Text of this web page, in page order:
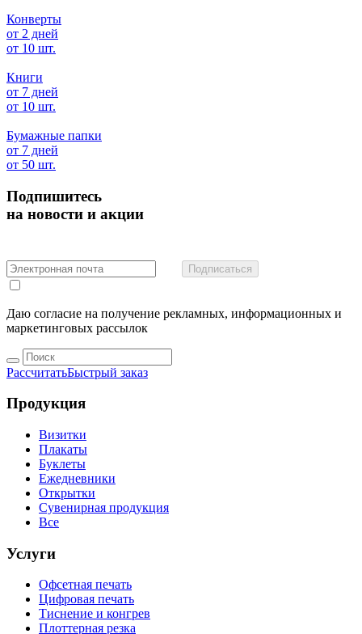
Конверты
от 2 дней
от 10 шт.
Книги
от 7 дней
от 10 шт.
Бумажные папки
от 7 дней
от 50 шт.
Подпишитесь
на новости и акции
Подписаться
Даю согласие на получение рекламных, информационных и
маркетинговых рассылок
РассчитатьБыстрый заказ
Продукция
Визитки
Плакаты
Буклеты
Ежедневники
Открытки
Сувенирная продукция
Все
Услуги
Офсетная печать
Цифровая печать
Тиснение и конгрев
Плоттерная резка